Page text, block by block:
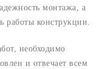
монтажа, а
работы конструкции.
необходимо
и отвечает всем